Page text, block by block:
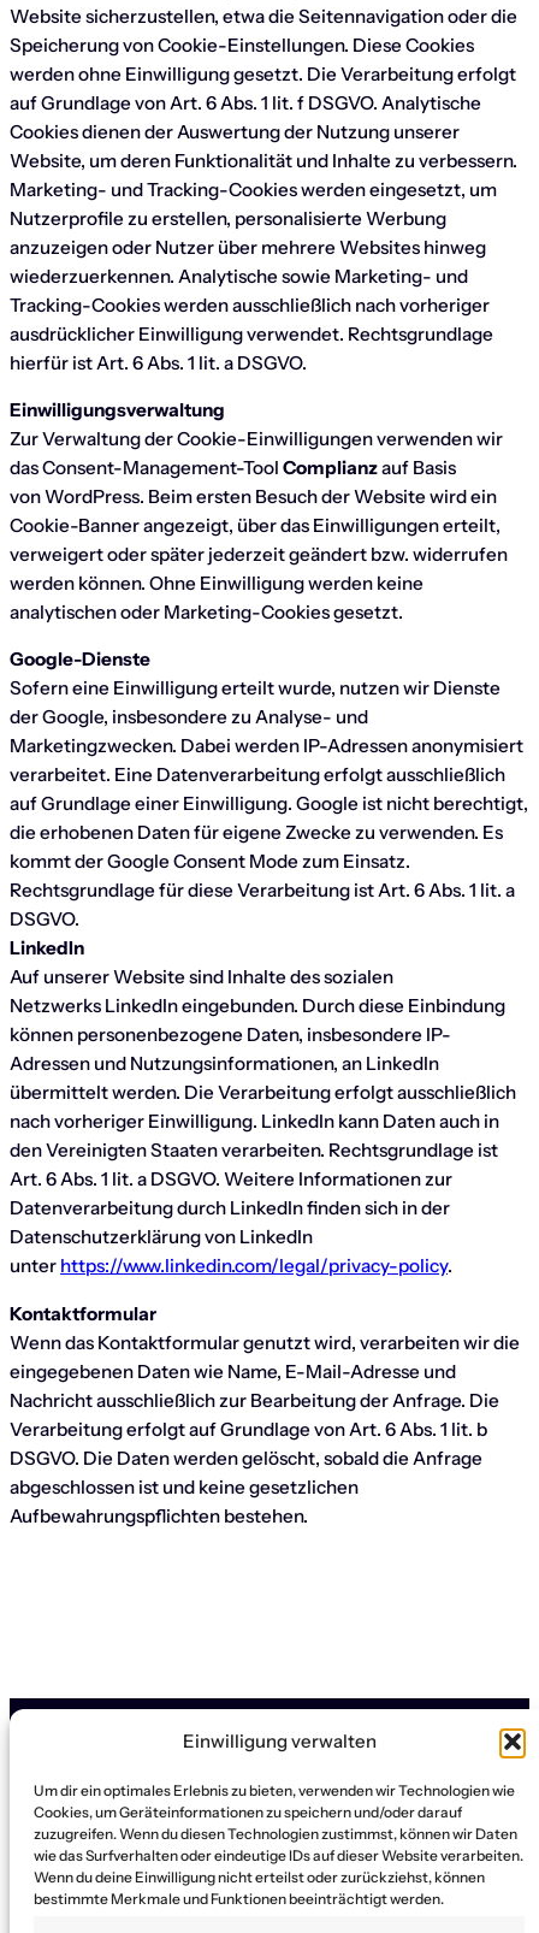
Einwilligung verwalten
Um dir ein optimales Erlebnis zu bieten, verwenden wir Technologien wie
Cookies, um Geräteinformationen zu speichern und/oder darauf
zuzugreifen. Wenn du diesen Technologien zustimmst, können wir Daten
wie das Surfverhalten oder eindeutige IDs auf dieser Website verarbeiten.
Wenn du deine Einwilligung nicht erteilst oder zurückziehst, können
bestimmte Merkmale und Funktionen beeinträchtigt werden.
Website sicherzustellen, etwa die Seitennavigation oder die
Speicherung von Cookie-Einstellungen. Diese Cookies
werden ohne Einwilligung gesetzt. Die Verarbeitung erfolgt
auf Grundlage von Art. 6 Abs. 1 lit. f DSGVO. Analytische
Cookies dienen der Auswertung der Nutzung unserer
Website, um deren Funktionalität und Inhalte zu verbessern.
Marketing- und Tracking-Cookies werden eingesetzt, um
Nutzerprofile zu erstellen, personalisierte Werbung
anzuzeigen oder Nutzer über mehrere Websites hinweg
wiederzuerkennen. Analytische sowie Marketing- und
Tracking-Cookies werden ausschließlich nach vorheriger
ausdrücklicher Einwilligung verwendet. Rechtsgrundlage
hierfür ist Art. 6 Abs. 1 lit. a DSGVO.
Einwilligungsverwaltung
Zur Verwaltung der Cookie-Einwilligungen verwenden wir
das Consent-Management-Tool Complianzauf Basis
von WordPress. Beim ersten Besuch der Website wird ein
Cookie-Banner angezeigt, über das Einwilligungen erteilt,
verweigert oder später jederzeit geändert bzw. widerrufen
werden können. Ohne Einwilligung werden keine
analytischen oder Marketing-Cookies gesetzt.
Google-Dienste
Sofern eine Einwilligung erteilt wurde, nutzen wir Dienste
der Google, insbesondere zu Analyse- und
Marketingzwecken. Dabei werden IP-Adressen anonymisiert
verarbeitet. Eine Datenverarbeitung erfolgt ausschließlich
auf Grundlage einer Einwilligung. Google ist nicht berechtigt,
die erhobenen Daten für eigene Zwecke zu verwenden. Es
kommt der Google Consent Mode zum Einsatz.
Rechtsgrundlage für diese Verarbeitung ist Art. 6 Abs. 1 lit. a
DSGVO.
LinkedIn
Auf unserer Website sind Inhalte des sozialen
Netzwerks LinkedIn eingebunden. Durch diese Einbindung
können personenbezogene Daten, insbesondere IP-
Adressen und Nutzungsinformationen, an LinkedIn
übermittelt werden. Die Verarbeitung erfolgt ausschließlich
nach vorheriger Einwilligung. LinkedIn kann Daten auch in
den Vereinigten Staaten verarbeiten. Rechtsgrundlage ist
Art. 6 Abs. 1 lit. a DSGVO. Weitere Informationen zur
Datenverarbeitung durch LinkedIn finden sich in der
Datenschutzerklärung von LinkedIn
unter https://www.linkedin.com/legal/privacy-policy.
Kontaktformular
Wenn das Kontaktformular genutzt wird, verarbeiten wir die
eingegebenen Daten wie Name, E-Mail-Adresse und
Nachricht ausschließlich zur Bearbeitung der Anfrage. Die
Verarbeitung erfolgt auf Grundlage von Art. 6 Abs. 1 lit. b
DSGVO. Die Daten werden gelöscht, sobald die Anfrage
abgeschlossen ist und keine gesetzlichen
Aufbewahrungspflichten bestehen.
MergeBold
Rethink Strategy & M&A with us!